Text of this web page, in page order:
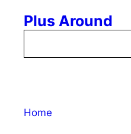
Plus Around
Home